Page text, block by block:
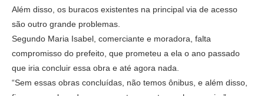
Além disso, os buracos existentes na principal via de acesso
são outro grande problemas.
Segundo Maria Isabel, comerciante e moradora, falta
compromisso do prefeito, que prometeu a ela o ano passado
que iria concluir essa obra e até agora nada.
“Sem essas obras concluídas, não temos ônibus, e além disso,